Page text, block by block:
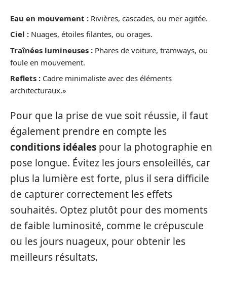
Eau en mouvement : Rivières, cascades, ou mer agitée.
Ciel : Nuages, étoiles filantes, ou orages.
Traînées lumineuses : Phares de voiture, tramways, ou
foule en mouvement.
Reflets : Cadre minimaliste avec des éléments
architecturaux.»
Pour que la prise de vue soit réussie, il faut
également prendre en compte les
conditions idéales pour la photographie en
pose longue. Évitez les jours ensoleillés, car
plus la lumière est forte, plus il sera difficile
de capturer correctement les effets
souhaités. Optez plutôt pour des moments
de faible luminosité, comme le crépuscule
ou les jours nuageux, pour obtenir les
meilleurs résultats.